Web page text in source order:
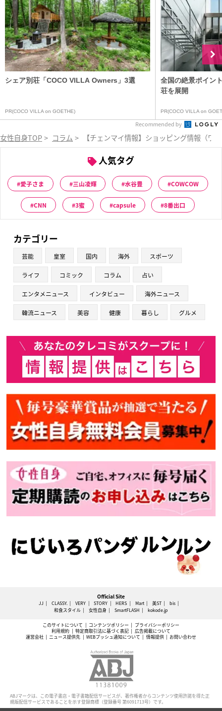
シェア別荘「COCO VILLA Owners」3選
PR(COCO VILLA on GOETHE)
全国の絶景ポイン
荘を展開
PR(COCO VILLA on
Recommended by
女性自身TOP > コラム > 【チェンマイ情報】ショッピング情報（ワ
人気タグ
愛子さま 三山凌輝 水谷豊 COWCOW
CNN 3蜜 capsule 8番出口
カテゴリー
芸能 皇室 国内 海外 スポーツ
ライフ コミック コラム 占い
エンタメニュース インタビュー 海外ニュース
韓流ニュース 美容 健康 暮らし グルメ
Official Site
JJ CLASSY. VERY STORY HERS Mart 美ST
bis
和食スタイル
女性自身 SmartFLASH kokode.jp
このサイトについて コンテンツポリシー
プライバシーポリシー
利用規約
特定商取引法に基づく表記
広告掲載について
運営会社
ニュース提供先 WEBプッシュ通知について 情報提供 お問い合わせ
ABJマークは、この電子書店・電子書籍配信サービスが、著作権者からコンテンツ使用許諾を得た正
規版配信サービスであることを示す登録商標（登録番号 第6091713号）です。